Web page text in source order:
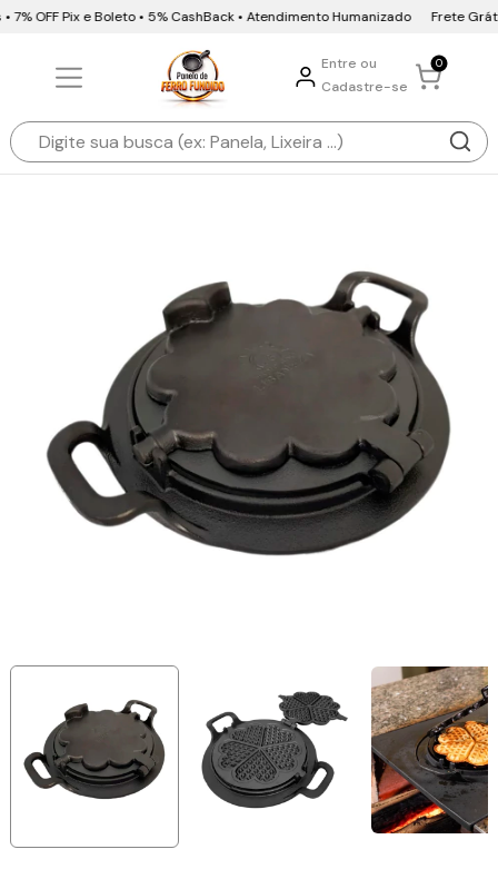
OFF Pix e Boleto • 5% CashBack • Atendimento Humanizado Frete Grátis
Entre ou
Cadastre-se
0